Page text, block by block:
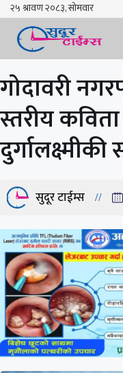
Skip
content
गोदावरी
स्तरीय कविता
सुदूर टाईम्स